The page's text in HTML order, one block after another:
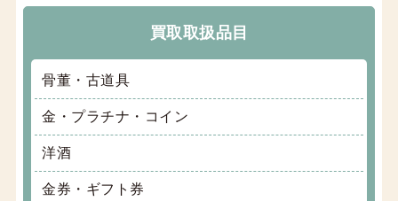
買取取扱品目
骨董・古道具
金・プラチナ・コイン
洋酒
金券・ギフト券